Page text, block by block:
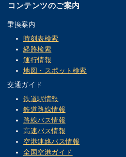
コンテンツのご案内
乗換案内
時刻表検索
経路検索
運行情報
地図・スポット検索
交通ガイド
鉄道駅情報
鉄道路線情報
路線バス情報
高速バス情報
空港連絡バス情報
全国空港ガイド